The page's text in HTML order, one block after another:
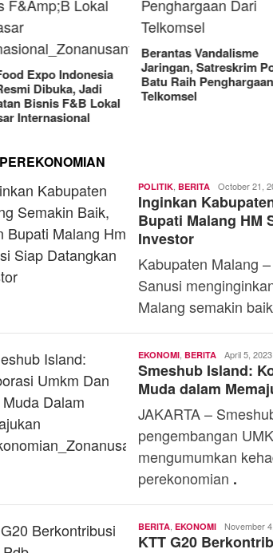
Vandalisme
Satreskrim Polres
Penghargaan dari
RM OG Alami Kenaikan
Omset di Porprov IX
2025
PEREKONOMIAN
POLITIK BERITA Toski
Dermaleksana
October 21,
Inginkan
Bupati Malang HM
Investor
Kabupaten Malang
Sanusi
Malang semakin
EKONOMI BERITA Andi
Mardana
April 5, 2023
Smeshub Island:
Muda dalam
JAKARTA –
pengembangan
mengumumkan
perekonomian .
BERITA EKONOMI Yosef
Naiobe
November
KTT G20